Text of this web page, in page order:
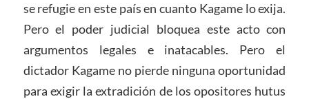
se refugie en este país en cuanto Kagame lo exija.
Pero el poder judicial bloquea este acto con
argumentos legales e inatacables. Pero el
dictador Kagame no pierde ninguna oportunidad
para exigir la extradición de los opositores hutus